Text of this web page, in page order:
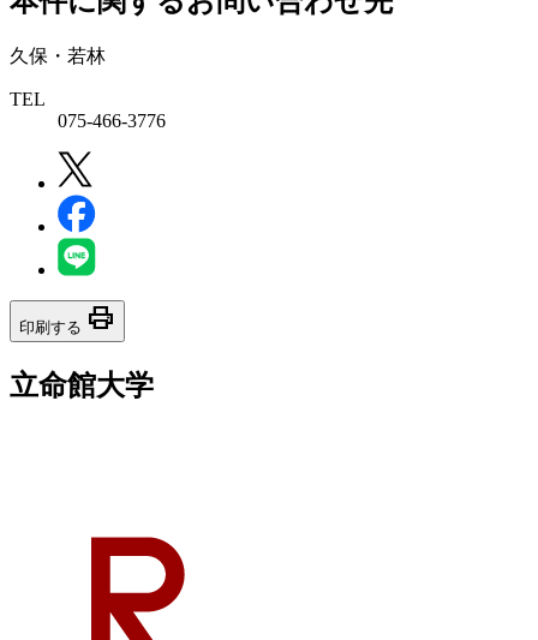
久保・若林
TEL
075-466-3776
印刷する print
立命館大学